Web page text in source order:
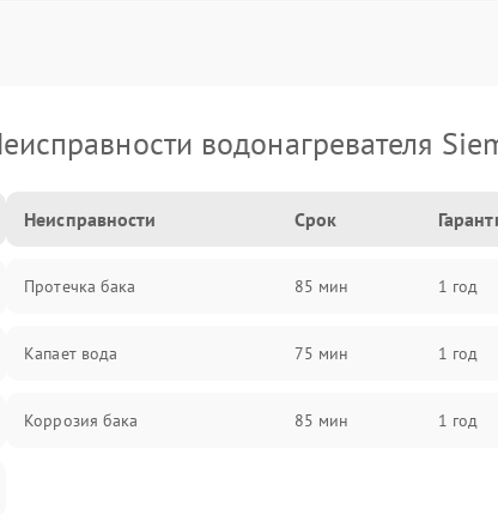
водонагревателя
Неисправности Срок
Протечка бака 85 мин 1 год
Капает вода 75 мин 1 год
Коррозия бака 85 мин 1 год